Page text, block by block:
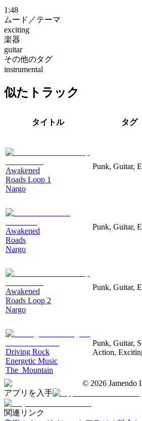
1:48
ムード／テーマ
exciting
楽器
guitar
その他のタグ
instrumental
似たトラック
タイトル タグ
Awakened
Roads Loop 1
Nargo
Punk, Guitar,
Awakened
Roads
Nargo
Punk, Guitar,
Awakened
Roads Loop 2
Nargo
Punk, Guitar,
Driving Rock
Energetic Music
The_Mountain
Punk, Guitar,
Action,
© 2026 Jamendo
アプリを入手
関連リンク